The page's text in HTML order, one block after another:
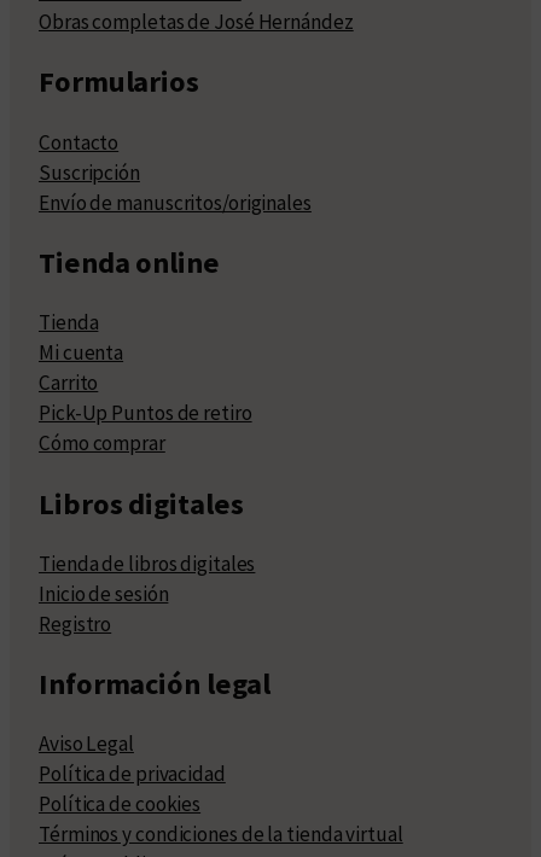
Obras completas de José Hernández
Formularios
Contacto
Suscripción
Envío de manuscritos/originales
Tienda online
Tienda
Mi cuenta
Carrito
Pick-Up Puntos de retiro
Cómo comprar
Libros digitales
Tienda de libros digitales
Inicio de sesión
Registro
Información legal
Aviso Legal
Política de privacidad
Política de cookies
Términos y condiciones de la tienda virtual